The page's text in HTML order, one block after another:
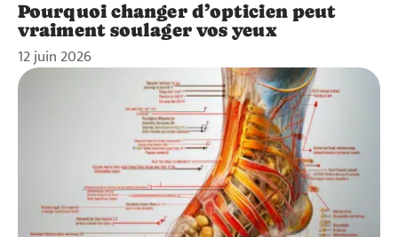
Pourquoi changer d’opticien peut
vraiment soulager vos yeux
12 juin 2026